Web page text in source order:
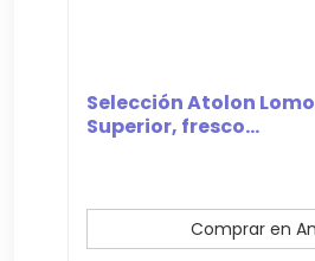
Selección Atolon
Superior, fresco...
Comprar en